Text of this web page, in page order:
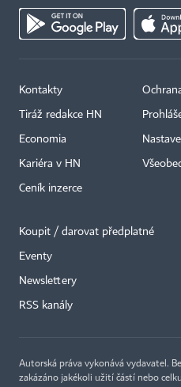
Kontakty
Tiráž redakce HN
Economia
Kariéra v HN
Ceník inzerce
Koupit / darovat předplatné
Eventy
Newslettery
RSS kanály
Autorská práva vykonává vydavatel.
zakázáno jakékoli užití částí nebo